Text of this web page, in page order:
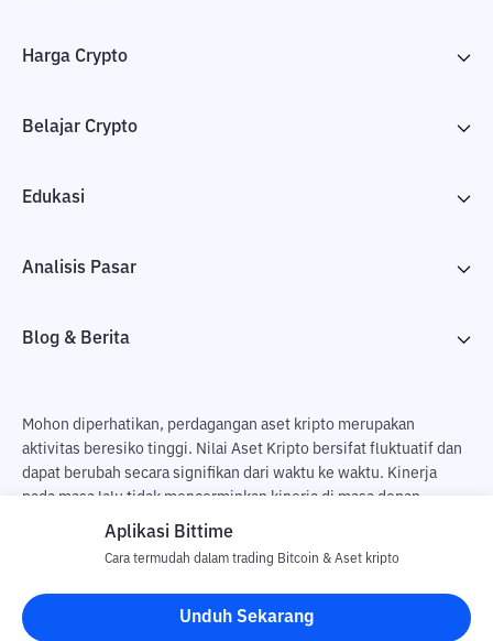
Harga Crypto
Belajar Crypto
Edukasi
Analisis Pasar
Blog & Berita
Mohon diperhatikan, perdagangan aset kripto merupakan
aktivitas beresiko tinggi. Nilai Aset Kripto bersifat fluktuatif dan
dapat berubah secara signifikan dari waktu ke waktu. Kinerja
pada masa lalu tidak mencerminkan kinerja di masa depan.
Terdapat risiko kehilangan sebagai dampak dari membeli dan
pengguna. PT Utama Aset Digital Indonesia (Bittime) tidak
bertanggung jawab atas perubahan fluktuasi dari nilai tukar Aset
Kripto.
Aplikasi Bittime
Cara termudah dalam trading Bitcoin & Aset kripto
Unduh Sekarang